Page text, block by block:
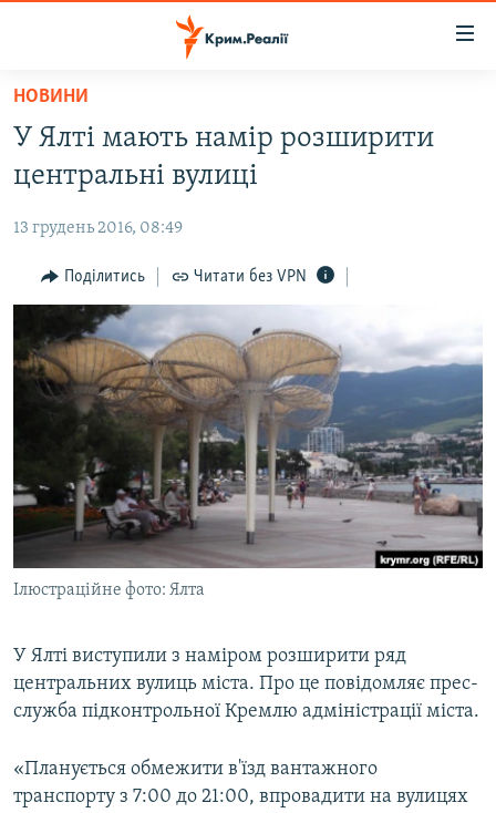
Перейти
основного
матеріалу
до
навігації
Перейти
до
пошуку
ВІДЕО ТА ФОТО
ПОЛІТИКА
БЛОГИ
ПОГЛЯД
ІНТЕРВ'Ю
ВСЕ ЗА ДЕНЬ
СПЕЦПРОЕКТИ
ДЕПОРТАЦІЯ
ВІДЕОУРОКИ «ELIFBE»
СВІДЧЕННЯ ОКУПАЦІЇ
УКРАЇНСЬКА ПРОБЛЕМА КРИМУ
ЯК ОБІЙТИ БЛОКУВАННЯ
Русский
Qırımtatar
НОВИНИ
У Ялті мають намір розширити
центральні вулиці
13 грудень 2016, 08:49
Поділитись Читати без VPN
Ілюстраційне фото: Ялта
У Ялті виступили з наміром розширити ряд
центральних вулиць міста. Про це повідомляє прес-
служба підконтрольної Кремлю адміністрації міста.
«Планується обмежити в'їзд вантажного
транспорту з 7:00 до 21:00, впровадити на вулицях